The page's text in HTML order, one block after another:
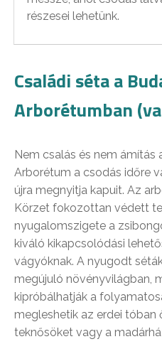
részesei lehetünk.
Családi séta a
Arborétumban
Nem csalás és nem ámítás
Arborétum a csodás időre
újra megnyitja kapuit. Az
Körzet fokozottan védett
nyugalomszigete a
kiváló kikapcsolódási
vágyóknak. A nyugodt
megújuló növényvilágban,
kipróbálhatják a
megleshetik az erdei tóban
teknősöket vagy a